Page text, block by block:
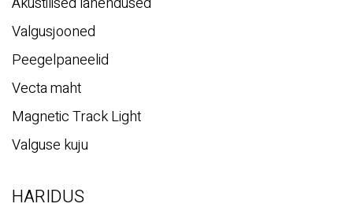
Valgusjooned
Peegelpaneelid
Vecta maht
Magnetic Track Light
Valguse kuju
HARIDUS